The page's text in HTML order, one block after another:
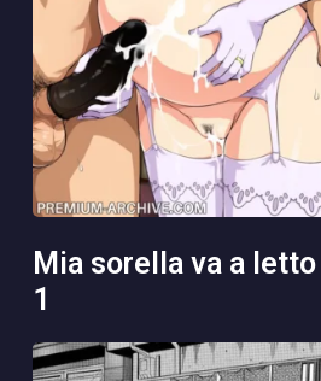
mia sorella va a letto con papà 3 pt
1